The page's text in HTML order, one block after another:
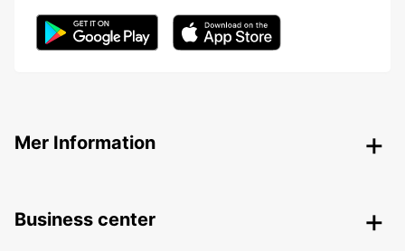
Mer Information
Business center